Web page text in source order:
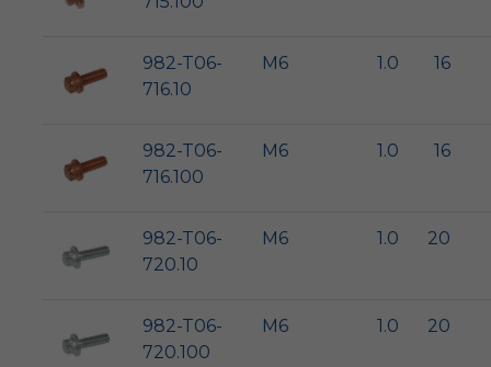
982-T06-
716.10
M6 1.0 16
982-T06-
716.100
M6 1.0 16
982-T06-
720.10
M6 1.0 20
982-T06-
720.100
M6 1.0 20